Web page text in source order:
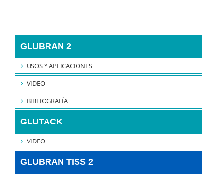
GLUBRAN 2
USOS Y APLICACIONES
VIDEO
BIBLIOGRAFÍA
GLUTACK
VIDEO
GLUBRAN TISS 2